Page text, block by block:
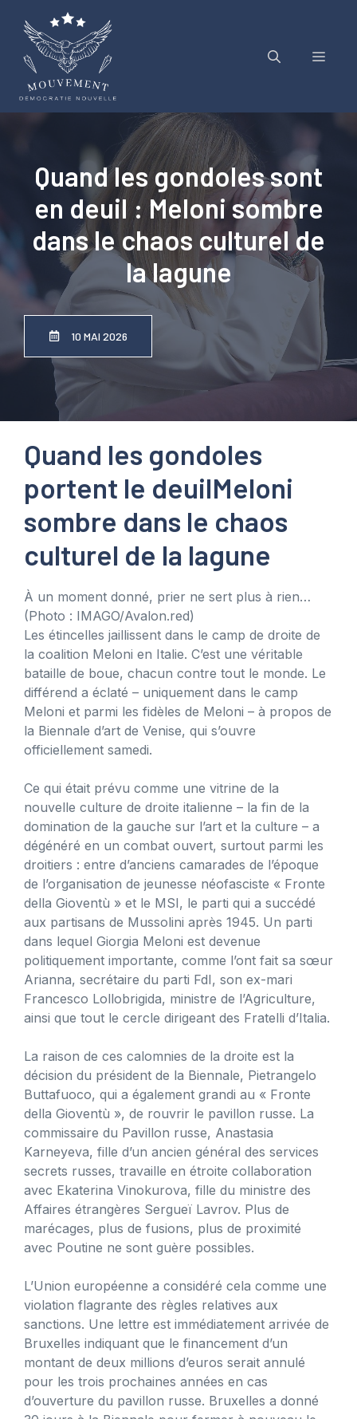
contenu
Menu
Quand les gondoles sont
en deuil : Meloni sombre
dans le chaos culturel de
la lagune
10 MAI 2026
Quand les gondoles
portent le deuilMeloni
sombre dans le chaos
culturel de la lagune
À un moment donné, prier ne sert plus à rien…
(Photo : IMAGO/Avalon.red)
Les étincelles jaillissent dans le camp de droite de
la coalition Meloni en Italie. C’est une véritable
bataille de boue, chacun contre tout le monde. Le
différend a éclaté – uniquement dans le camp
Meloni et parmi les fidèles de Meloni – à propos de
la Biennale d’art de Venise, qui s’ouvre
officiellement samedi.
Ce qui était prévu comme une vitrine de la
nouvelle culture de droite italienne – la fin de la
domination de la gauche sur l’art et la culture – a
dégénéré en un combat ouvert, surtout parmi les
droitiers : entre d’anciens camarades de l’époque
de l’organisation de jeunesse néofasciste « Fronte
della Gioventù » et le MSI, le parti qui a succédé
aux partisans de Mussolini après 1945. Un parti
dans lequel Giorgia Meloni est devenue
politiquement importante, comme l’ont fait sa sœur
Arianna, secrétaire du parti FdI, son ex-mari
Francesco Lollobrigida, ministre de l’Agriculture,
ainsi que tout le cercle dirigeant des Fratelli d’Italia.
La raison de ces calomnies de la droite est la
décision du président de la Biennale, Pietrangelo
Buttafuoco, qui a également grandi au « Fronte
della Gioventù », de rouvrir le pavillon russe. La
commissaire du Pavillon russe, Anastasia
Karneyeva, fille d’un ancien général des services
secrets russes, travaille en étroite collaboration
avec Ekaterina Vinokurova, fille du ministre des
Affaires étrangères Sergueï Lavrov. Plus de
marécages, plus de fusions, plus de proximité
avec Poutine ne sont guère possibles.
L’Union européenne a considéré cela comme une
violation flagrante des règles relatives aux
sanctions. Une lettre est immédiatement arrivée de
Bruxelles indiquant que le financement d’un
montant de deux millions d’euros serait annulé
pour les trois prochaines années en cas
d’ouverture du pavillon russe. Bruxelles a donné